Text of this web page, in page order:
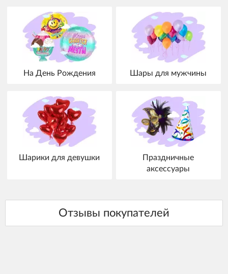
На День Рождения Шары для мужчины
Шарики для девушки
Праздничные
аксессуары